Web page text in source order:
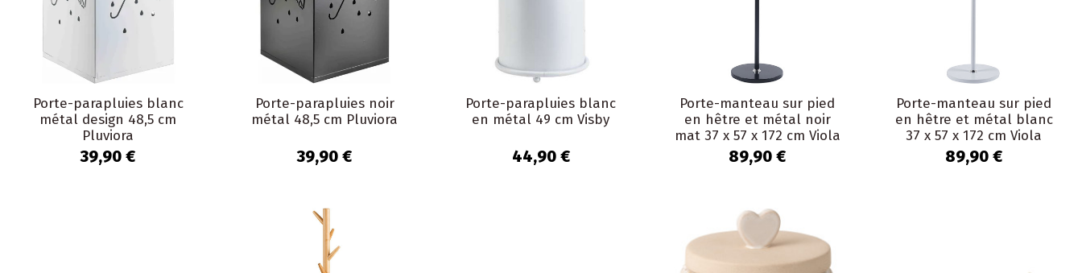
Porte-parapluies blanc
métal design 48,5 cm
Pluviora
39,90 €
Porte-parapluies noir
métal 48,5 cm Pluviora
39,90 €
Porte-parapluies blanc
en métal 49 cm Visby
44,90 €
Porte-manteau sur pied
en hêtre et métal noir
mat 37 x 57 x 172 cm Viola
89,90 €
Porte-manteau sur pied
en hêtre et métal blanc
37 x 57 x 172 cm Viola
89,90 €